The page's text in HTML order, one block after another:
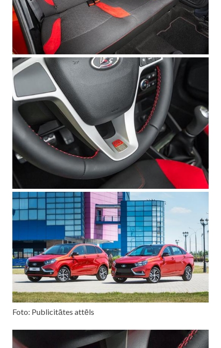
Foto: Publicitātes attēls